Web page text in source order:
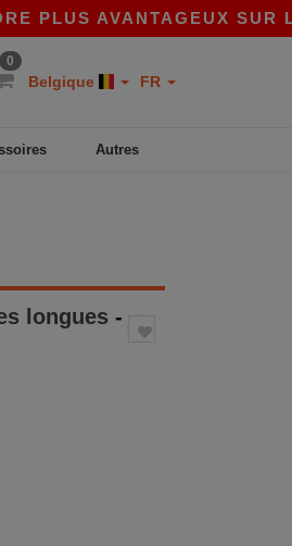
AVANTAGEUX SUR L’APP
0
Belgique FR
Autres
longues -